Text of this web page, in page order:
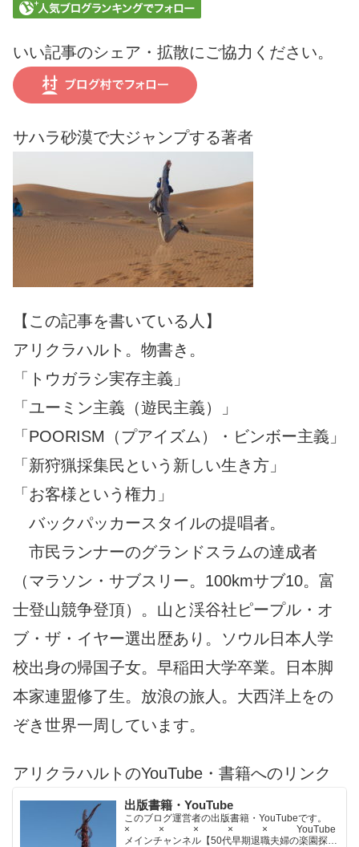
いい記事のシェア・拡散にご協力ください。
サハラ砂漠で大ジャンプする著者
【この記事を書いている人】
アリクラハルト。物書き。
「トウガラシ実存主義」
「ユーミン主義（遊民主義）」
「POORISM（プアイズム）・ビンボー主義」
「新狩猟採集民という新しい生き方」
「お客様という権力」
バックパッカースタイルの提唱者。
市民ランナーのグランドスラムの達成者
（マラソン・サブスリー。100kmサブ10。富
士登山競争登頂）。山と渓谷社ピープル・オ
ブ・ザ・イヤー選出歴あり。ソウル日本人学
校出身の帰国子女。早稲田大学卒業。日本脚
本家連盟修了生。放浪の旅人。大西洋上をの
ぞき世界一周しています。
アリクラハルトのYouTube・書籍へのリンク
出版書籍・YouTube
このブログ運営者の出版書籍・YouTubeです。
× × × × × YouTube
メインチャンネル【50代早期退職夫婦の楽園探求